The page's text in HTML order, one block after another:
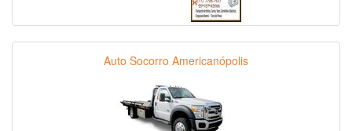
Auto Socorro Americanópolis